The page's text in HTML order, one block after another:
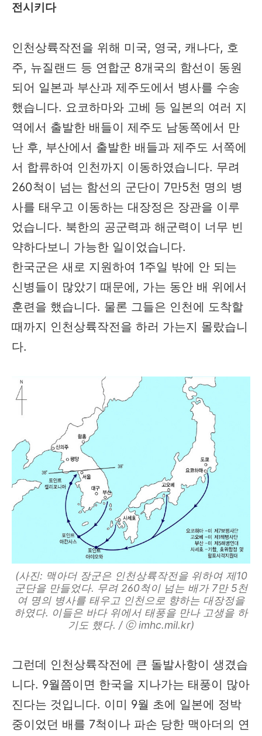
전시키다
인천상륙작전을 위해 미국, 영국, 캐나다, 호
주, 뉴질랜드 등 연합군 8개국의 함선이 동원
되어 일본과 부산과 제주도에서 병사를 수송
했습니다. 요코하마와 고베 등 일본의 여러 지
역에서 출발한 배들이 제주도 남동쪽에서 만
난 후, 부산에서 출발한 배들과 제주도 서쪽에
서 합류하여 인천까지 이동하였습니다. 무려
260척이 넘는 함선의 군단이 7만5천 명의 병
사를 태우고 이동하는 대장정은 장관을 이루
었습니다. 북한의 공군력과 해군력이 너무 빈
약하다보니 가능한 일이었습니다.
한국군은 새로 지원하여 1주일 밖에 안 되는
신병들이 많았기 때문에, 가는 동안 배 위에서
훈련을 했습니다. 물론 그들은 인천에 도착할
때까지 인천상륙작전을 하러 가는지 몰랐습니
다.
(사진: 맥아더 장군은 인천상륙작전을 위하여 제10
군단을 만들었다. 무려 260척이 넘는 배가 7만 5천
여 명의 병사를 태우고 인천으로 향하는 대장정을
하였다. 이들은 바다 위에서 태풍을 만나 고생을 하
기도 했다. / ⓒ imhc.mil.kr)
그런데 인천상륙작전에 큰 돌발사항이 생겼습
니다. 9월쯤이면 한국을 지나가는 태풍이 많아
진다는 것입니다. 이미 9월 초에 일본에 정박
중이었던 배를 7척이나 파손 당한 맥아더의 연